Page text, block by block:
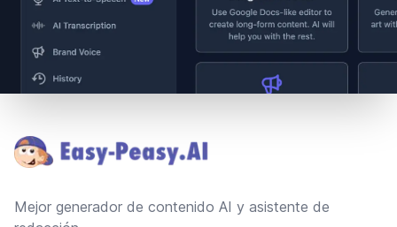
Mejor generador de contenido AI y asistente de